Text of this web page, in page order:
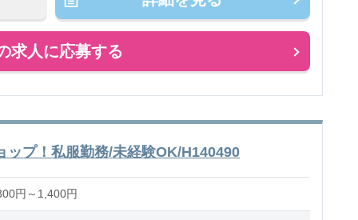
：乳児またはクラスフリー
お仕事
求人に応募する
ップ！私服勤務/未経験OK/H140490
円～1,400円